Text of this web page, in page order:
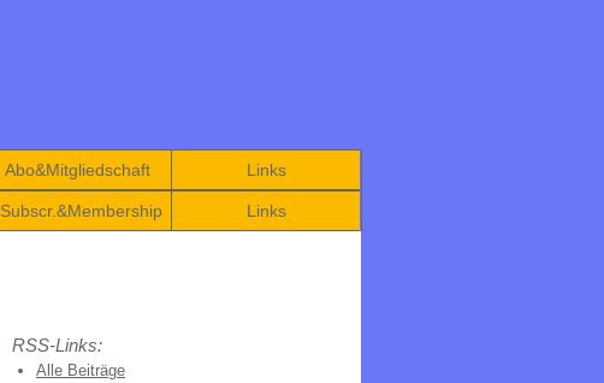
Abo&Mitgliedschaft Links
Subscr.&Membership Links
RSS-Links:
Alle Beiträge